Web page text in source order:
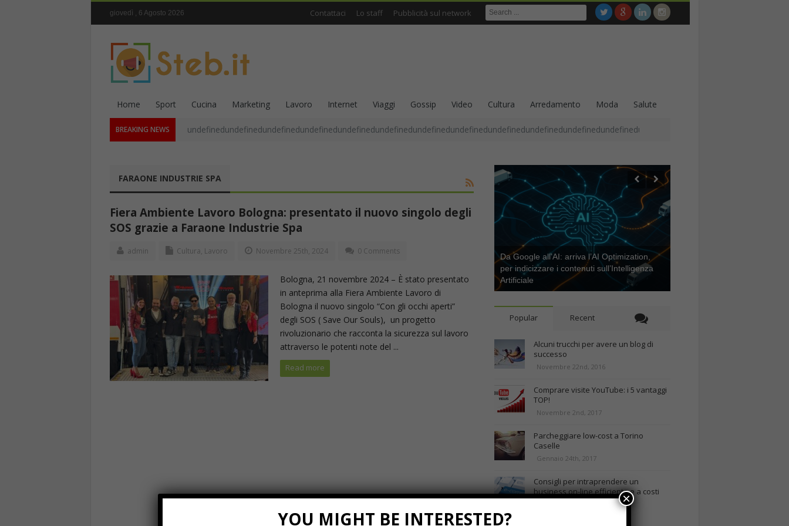
giovedì , 6 Agosto 2026 Contattaci Lo staff Pubblicità sul network
Home Sport Cucina Marketing Lavoro Internet Viaggi Gossip Video Cultura Arredamento Moda Salute
BREAKING NEWS
FARAONE INDUSTRIE SPA
Fiera Ambiente Lavoro Bologna: presentato il nuovo singolo degli
SOS grazie a Faraone Industrie Spa
admin Cultura, Lavoro Novembre 25th, 2024 0 Comments
Bologna, 21 novembre 2024 – È stato presentato
in anteprima alla Fiera Ambiente Lavoro di
Bologna il nuovo singolo “Con gli occhi aperti”
degli SOS ( Save Our Souls), un progetto
rivoluzionario che racconta la sicurezza sul lavoro
attraverso le potenti note del ...
Read more
Da Google all’AI: arriva l’AI Optimization,
per indicizzare i contenuti sull’Intelligenza
Artificiale
Popular Recent
Alcuni trucchi per avere un blog di
successo
Novembre 22nd, 2016
Comprare visite YouTube: i 5 vantaggi
TOP!
Novembre 2nd, 2017
Parcheggiare low-cost a Torino
Caselle
Gennaio 24th, 2017
Consigli per intraprendere un
business on-line efficiente e a costi
contenuti
Marzo 23rd, 2018
YOU MIGHT BE INTERESTED?
×